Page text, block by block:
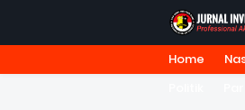
HOME
Home